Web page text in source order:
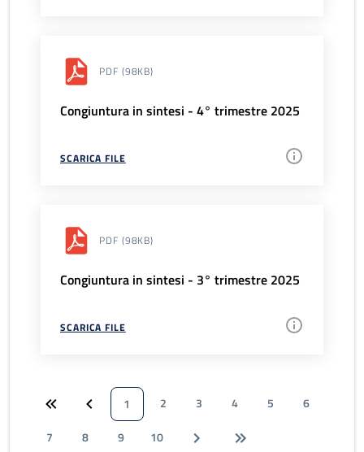
PDF (98KB)
Congiuntura in sintesi - 4° trimestre 2025
SCARICA FILE
PDF (98KB)
Congiuntura in sintesi - 3° trimestre 2025
SCARICA FILE
1 2 3 4 5
6
7
8 9 10